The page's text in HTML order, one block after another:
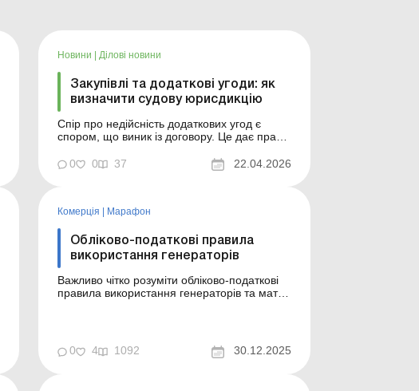
Новини Ділові новини
Закупівлі та додаткові угоди: як
визначити судову юрисдикцію
Спір про недійсність додаткових угод є
спором, що виник із договору. Це дає право
договору. Більше за темою: Установлення
сонячних батарей: як організувати продаж
договору про за...
0 0 37 22.04.2026
Комерція Марафон
Обліково-податкові правила
використання генераторів
Важливо чітко розуміти обліково-податкові
правила використання генераторів та мати
Марафон – 2026: бухгалтерська майстерня
У сучасних умовах жодне підприємство в
0 4 1092 30.12.2025